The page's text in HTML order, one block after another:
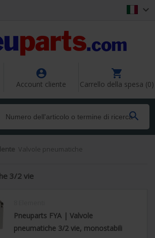


Account cliente

Carrello della spesa (0)

Valvole pneumatiche
3/2 vie
Pneuparts FYA | Valvole
pneumatiche 3/2 vie, monostabili